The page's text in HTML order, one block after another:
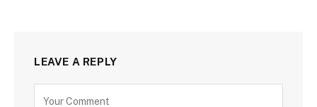
LEAVE A REPLY